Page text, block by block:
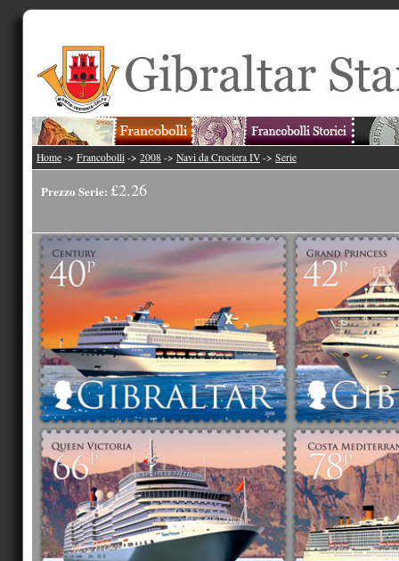
Home -> Francobolli -> 2008 -> Navi da Crociera IV -> Serie
Prezzo Serie: £2.26